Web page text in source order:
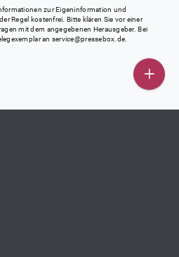
zur Eigeninformation und
Regel kostenfrei. Bitte klären Sie vor einer
mit dem angegebenen Herausgeber. Bei
an service@pressebox.de